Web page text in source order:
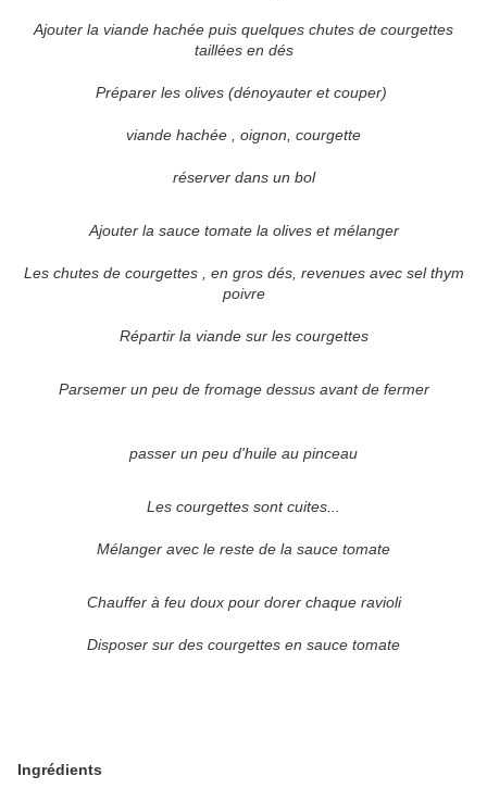
Ajouter la viande hachée puis quelques chutes de courgettes
taillées en dés
Préparer les olives (dénoyauter et couper)
viande hachée , oignon, courgette
réserver dans un bol
Ajouter la sauce tomate la olives et mélanger
Les chutes de courgettes , en gros dés, revenues avec sel thym
poivre
Répartir la viande sur les courgettes
Parsemer un peu de fromage dessus avant de fermer
passer un peu d'huile au pinceau
Les courgettes sont cuites...
Mélanger avec le reste de la sauce tomate
Chauffer à feu doux pour dorer chaque ravioli
Disposer sur des courgettes en sauce tomate
Ingrédients